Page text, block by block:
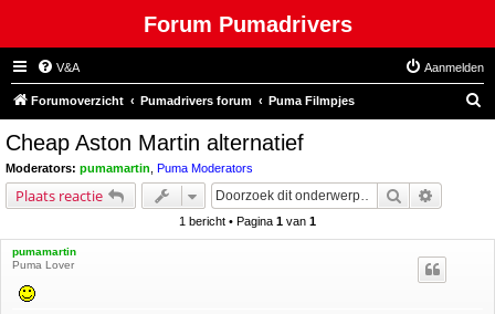
Forum Pumadrivers
V&A Aanmelden
Forumoverzicht Pumadrivers forum Puma Filmpjes
Cheap Aston Martin alternatief
Moderators: pumamartin Puma Moderators
Plaats reactie Zoek
1 bericht • Pagina 1 van 1
pumamartin
Puma Lover